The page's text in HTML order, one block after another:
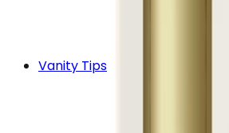
Vanity Tips